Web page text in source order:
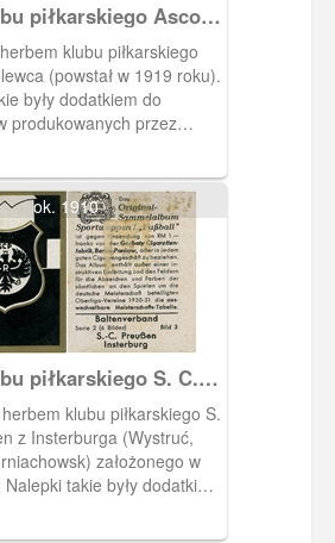
piłkarskiego Asco
klubu piłkarskiego
(powstał w 1919 roku).
były dodatkiem do
produkowanych przez
35/39 (Łąkowa).
ok. 1910
piłkarskiego S. C.
z Insterburga
klubu piłkarskiego S.
z Insterburga (Wystruć,
założonego w
takie były dodatkiem